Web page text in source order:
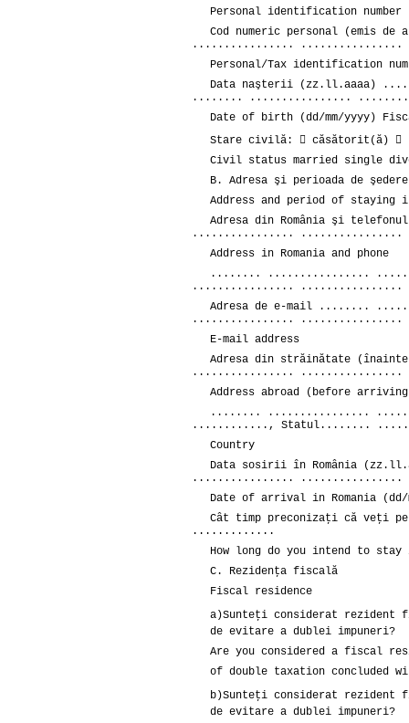
Personal identification
Cod numeric personal
................
Personal/Tax identification
Data naşterii
........ ................
Date of birth (dd/mm/yyyy)
Stare civilă:  căsătorit(ă) 
Civil status married single
B. Adresa şi perioada de
Address and period of staying
Adresa din România şi
................
Address in Romania and phone
........ ................
................
Adresa de e-mail
................
E-mail address
Adresa din străinătate
................
Address abroad (before
........ ................
............, Statul........
Country
Data sosirii în
................ ................
Date of arrival in Romania (dd/
Cât timp preconizaţi că
.............
How long do you intend to stay
C. Rezidenţa fiscală
Fiscal residence
a)Sunteţi considerat rezident
de evitare a dublei impuneri?
Are you considered a fiscal
of double taxation concluded
b)Sunteţi considerat rezident
de evitare a dublei impuneri?